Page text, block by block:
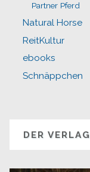
Partner Pferd
Natural Horse
ReitKultur
ebooks
Schnäppchen
DER VERLAG